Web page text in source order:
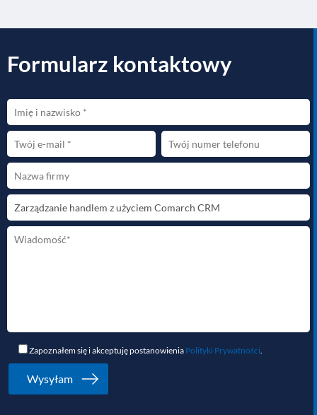
Formularz kontaktowy
Zapoznałem się i akceptuję postanowienia Polityki Prywatności.